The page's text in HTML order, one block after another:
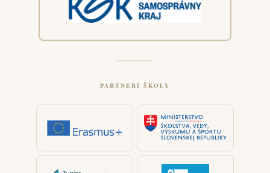
PARTNERI ŠKOLY